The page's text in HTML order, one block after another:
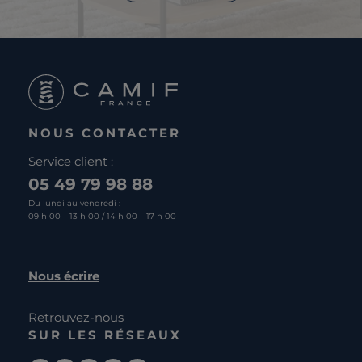
NOUS CONTACTER
Service client :
05 49 79 98 88
Du lundi au vendredi :
09 h 00 – 13 h 00 / 14 h 00 – 17 h 00
Nous écrire
Retrouvez-nous
SUR LES RÉSEAUX